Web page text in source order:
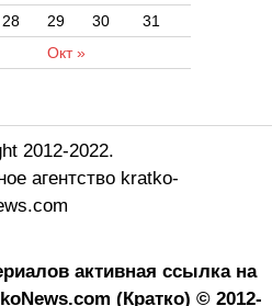
Окт »
28 29 30 31
2012-2022.
агентство kratko-
активная ссылка на
(Кратко) © 2012-